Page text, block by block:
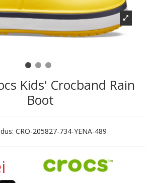
Kids' Crocband Rain
Boot
CRO-205827-734-YENA-489